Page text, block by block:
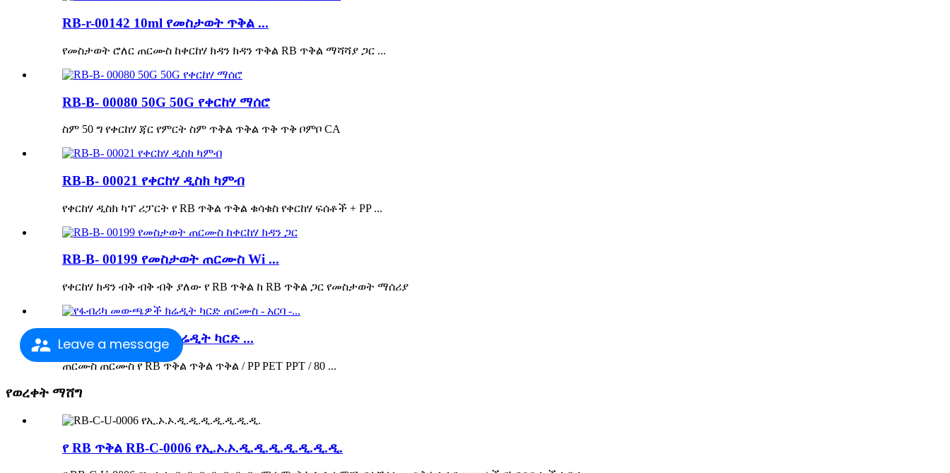
Leave a message
RB-r-00142 10ml የመስታወት ጥቅል ...
የመስታወት ሮለር ጠርሙስ ከቀርከሃ ክዳን ክዳን ጥቅል RB ጥቅል ማሻሻያ ጋር ...
RB-B- 00080 50G 50G የቀርከሃ ማሰሮ
ስም 50 ግ የቀርከሃ ጃር የምርት ስም ጥቅል ጥቅል ጥቅ ጥቅ ቦምቦ CA
RB-B- 00021 የቀርከሃ ዲስክ ካምብ
የቀርከሃ ዲስክ ካፕ ሪፓርት የ RB ጥቅል ጥቅል ቁሳቁስ የቀርከሃ ፍሰቶች + PP ...
RB-B- 00199 የመስታወት ጠርሙስ Wi ...
የቀርከሃ ክዳን ብቅ ብቅ ብቅ ያለው የ RB ጥቅል ከ RB ጥቅል ጋር የመስታወት ማሰሪያ
የፋብሪካ መውጫዎች ክሬዲት ካርድ ...
ጠርሙስ ጠርሙስ የ RB ጥቅል ጥቅል ጥቅል / PP PET PPT / 80 ...
የወረቀት ማሸግ
የ RB ጥቅል RB-C-0006 የኢ.ኦ.ኦ.ዲ.ዲ.ዲ.ዲ.ዲ.ዲ.ዲ.